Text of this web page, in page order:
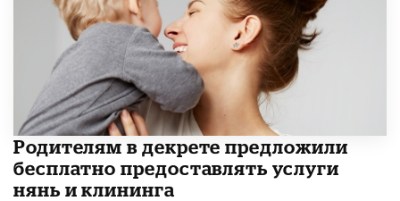
Родителям в декрете предложили
бесплатно предоставлять услуги
нянь и клининга